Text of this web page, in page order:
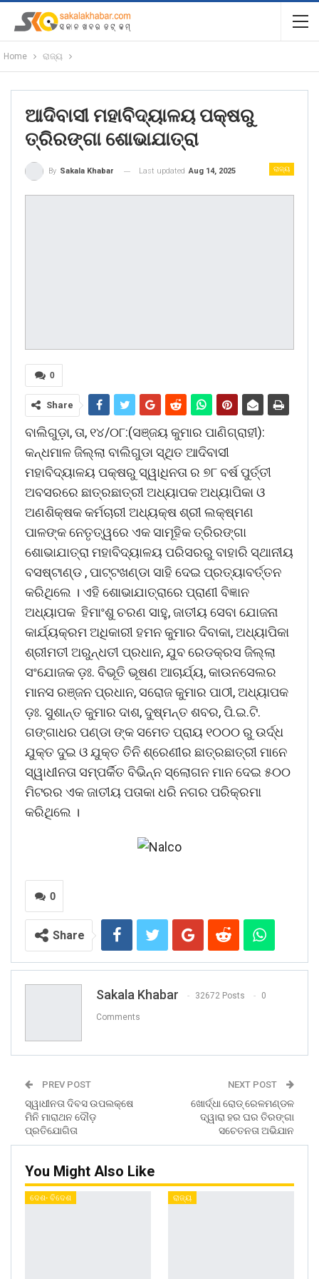
Home ରାଜ୍ୟ
ଆଦିବାସୀ ମହାବିଦ୍ୟାଳୟ ପକ୍ଷରୁ
ତ୍ରିରଙ୍ଗା ଶୋଭାଯାତ୍ରା
ରାଜ୍ୟ
By Sakala Khabar Last updated Aug 14, 2025
0
Share
ବାଲିଗୁଡ଼ା, ତା, ୧୪/୦୮:(ସଞ୍ଜୟ କୁମାର ପାଣିଗ୍ରାହୀ):
କନ୍ଧମାଳ ଜିଲ୍ଲା ବାଲିଗୁଡା ସ୍ଥିତ ଆଦିବାସୀ
ମହାବିଦ୍ୟାଳୟ ପକ୍ଷରୁ ସ୍ୱାଧିନତା ର ୭୮ ବର୍ଷ ପୁର୍ତ୍ତୀ
ଅବସରରେ ଛାତ୍ରଛାତ୍ରୀ ଅଧ୍ୟାପକ ଅଧ୍ୟାପିକା ଓ
ଅଣଶିକ୍ଷକ କର୍ମଚାରୀ ଅଧ୍ୟକ୍ଷ ଶ୍ରୀ ଲକ୍ଷ୍ମଣ
ପାଳଙ୍କ ନେତୃତ୍ୱରେ ଏକ ସାମୂହିକ ତ୍ରିରଙ୍ଗା
ଶୋଭାଯାତ୍ରା ମହାବିଦ୍ୟାଳୟ ପରିସରରୁ ବାହାରି ସ୍ଥାନୀୟ
ବସଷ୍ଟାଣ୍ଡ , ପାଟ୍ଟଖଣ୍ଡା ସାହି ଦେଇ ପ୍ରତ୍ୟାବର୍ତ୍ତନ
କରିଥିଲେ । ଏହି ଶୋଭାଯାତ୍ରାରେ ପ୍ରାଣୀ ବିଜ୍ଞାନ
ଅଧ୍ୟାପକ ହିମାଂଶୁ ଚରଣ ସାହୁ, ଜାତୀୟ ସେବା ଯୋଜନା
କାର୍ଯ୍ୟକ୍ରମ ଅଧିକାରୀ ହମନ କୁମାର ଦିବାକା, ଅଧ୍ୟାପିକା
ଶ୍ରୀମତୀ ଅରୁନ୍ଧତୀ ପ୍ରଧାନ, ଯୁବ ରେଡକ୍ରସ ଜିଲ୍ଲା
ସଂଯୋଜକ ଡ଼ଃ. ବିଭୂତି ଭୂଷଣ ଆଚାର୍ଯ୍ୟ, କାଉନସେଲର
ମାନସ ରଞ୍ଜନ ପ୍ରଧାନ, ସରୋଜ କୁମାର ପାଠୀ, ଅଧ୍ୟାପକ
ଡ଼ଃ. ସୁଶାନ୍ତ କୁମାର ଦାଶ, ଦୁଷ୍ମନ୍ତ ଶବର, ପି.ଇ.ଟି.
ଗଙ୍ଗାଧର ପଣ୍ଡା ଙ୍କ ସମେତ ପ୍ରାୟ ୧୦୦୦ ରୁ ଉର୍ଦ୍ଧ
ଯୁକ୍ତ ଦୁଇ ଓ ଯୁକ୍ତ ତିନି ଶ୍ରେଣୀର ଛାତ୍ରଛାତ୍ରୀ ମାନେ
ସ୍ୱାଧୀନତା ସମ୍ପର୍କିତ ବିଭିନ୍ନ ସ୍ଲୋଗନ ମାନ ଦେଇ ୫୦୦
ମିଟରର ଏକ ଜାତୀୟ ପତାକା ଧରି ନଗର ପରିକ୍ରମା
କରିଥିଲେ ।
0
Share
Sakala Khabar 32672 Posts 0
Comments
PREV POST
ସ୍ୱାଧୀନତା ଦିବସ ଉପଲକ୍ଷେ
ମିନି ମାରାଥନ ଦୌଡ଼
ପ୍ରତିଯୋଗିତା
NEXT POST
ଖୋର୍ଦ୍ଧା ରୋଡ୍ ରେଳମଣ୍ଡଳ
ଦ୍ୱାରା ହର ଘର ତିରଙ୍ଗା
ସଚେତନତା ଅଭିଯାନ
You Might Also Like
ଦେଶ- ବିଦେଶ ରାଜ୍ୟ